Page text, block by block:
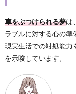
車をぶつけられる夢は
ラブルに対する心の準
現実生活での対処能力
を示唆しています。